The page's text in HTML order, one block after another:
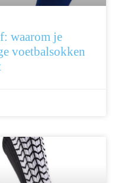
waarom je
voetbalsokken